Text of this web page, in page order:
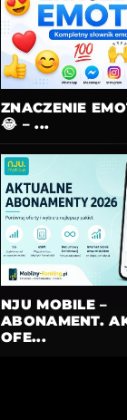
ZNACZENIE
😂 – ...
NJU MOBILE –
ABONAMENT.
OFE...